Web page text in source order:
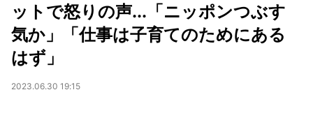
ットで怒りの声...「ニッポンつぶす
気か」「仕事は子育てのためにある
はず」
2023.06.30 19:15